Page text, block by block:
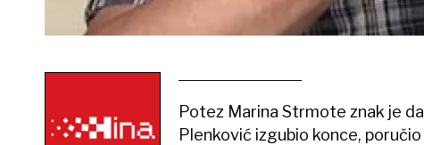
Potez Marina Strmote znak je
Plenković izgubio konce,